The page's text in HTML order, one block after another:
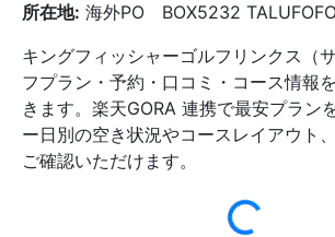
所在地: 海外PO BOX5232
キングフィッシャーゴルフリンクス（
フプラン・予約・口コミ・コース情報
きます。楽天GORA 連携で最安プラン
ー日別の空き状況やコースレイアウト
ご確認いただけます。